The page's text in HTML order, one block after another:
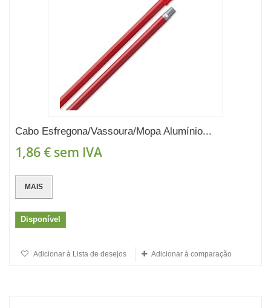
Cabo Esfregona/Vassoura/Mopa Alumínio...
1,86 € sem IVA
MAIS
Disponível
Adicionar à Lista de desejos Adicionar à comparação